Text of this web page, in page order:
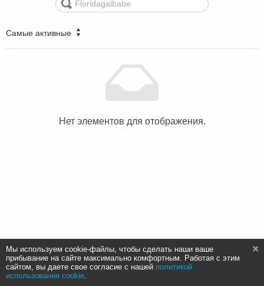
Самые активные
Нет элементов для отображения.
Мы используем cookie-файлы, чтобы сделать наши ваше
прибывание на сайте максимально комфортным. Работая с этим
сайтом, вы даете свое согласие с нашей политикой
использования cookie.